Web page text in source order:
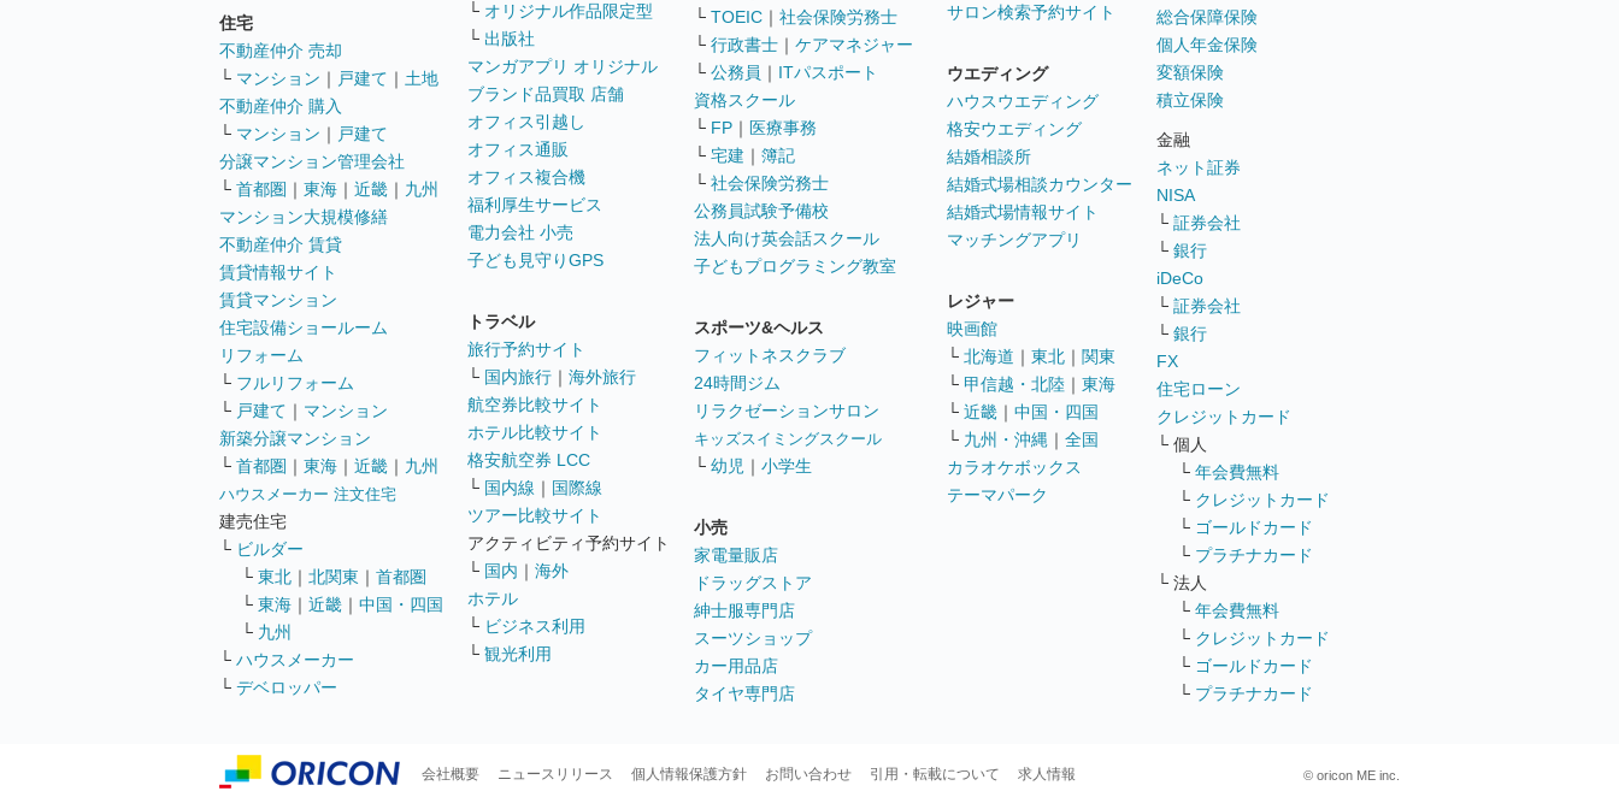
住宅
不動産仲介 売却
└ マンション ｜ 戸建て ｜ 土地
不動産仲介 購入
└ マンション ｜ 戸建て
分譲マンション管理会社
└ 首都圏 ｜ 東海 ｜ 近畿 ｜ 九州
マンション大規模修繕
不動産仲介 賃貸
賃貸情報サイト
賃貸マンション
住宅設備ショールーム
リフォーム
└ フルリフォーム
└ 戸建て ｜ マンション
新築分譲マンション
└ 首都圏 ｜ 東海 ｜ 近畿 ｜ 九州
ハウスメーカー 注文住宅
建売住宅
└ ビルダー
└ 東北 ｜ 北関東 ｜ 首都圏
└ 東海 ｜ 近畿 ｜ 中国・四国
└ 九州
└ ハウスメーカー
└ デベロッパー
└ オリジナル作品限定型
└ 出版社
マンガアプリ オリジナル
ブランド品買取 店舗
オフィス引越し
オフィス通販
オフィス複合機
福利厚生サービス
電力会社 小売
子ども見守りGPS
トラベル
旅行予約サイト
└ 国内旅行 ｜ 海外旅行
航空券比較サイト
ホテル比較サイト
格安航空券 LCC
└ 国内線 ｜ 国際線
ツアー比較サイト
アクティビティ予約サイト
└ 国内 ｜ 海外
ホテル
└ ビジネス利用
└ 観光利用
└ TOEIC ｜ 社会保険労務士
└ 行政書士 ｜ ケアマネジャー
└ 公務員 ｜ ITパスポート
資格スクール
└ FP ｜ 医療事務
└ 宅建 ｜ 簿記
└ 社会保険労務士
公務員試験予備校
法人向け英会話スクール
子どもプログラミング教室
スポーツ&ヘルス
フィットネスクラブ
24時間ジム
リラクゼーションサロン
キッズスイミングスクール
└ 幼児 ｜ 小学生
小売
家電量販店
ドラッグストア
紳士服専門店
スーツショップ
カー用品店
タイヤ専門店
サロン検索予約サイト
ウエディング
ハウスウエディング
格安ウエディング
結婚相談所
結婚式場相談カウンター
結婚式場情報サイト
マッチングアプリ
レジャー
映画館
└ 北海道 ｜ 東北 ｜ 関東
└ 甲信越・北陸 ｜ 東海
└ 近畿 ｜ 中国・四国
└ 九州・沖縄 ｜ 全国
カラオケボックス
テーマパーク
総合保障保険
個人年金保険
変額保険
積立保険
金融
ネット証券
NISA
└ 証券会社
└ 銀行
iDeCo
└ 証券会社
└ 銀行
FX
住宅ローン
クレジットカード
└ 個人
└ 年会費無料
└ クレジットカード
└ ゴールドカード
└ プラチナカード
└ 法人
└ 年会費無料
└ クレジットカード
└ ゴールドカード
└ プラチナカード
会社概要 ニュースリリース 個人情報保護方針 お問い合わせ 引用・転載について 求人情報 © oricon ME inc.